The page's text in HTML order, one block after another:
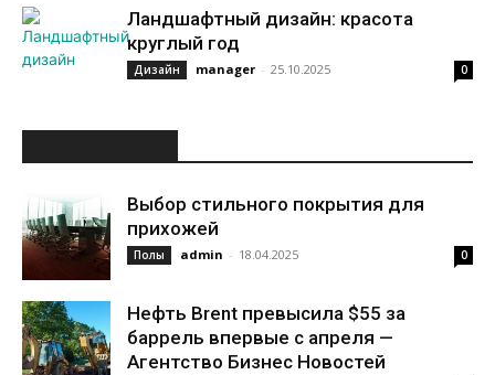
Ландшафтный дизайн: красота
круглый год
Дизайн manager - 25.10.2025 0
Выбор стильного покрытия для
прихожей
Полы admin - 18.04.2025 0
Нефть Brent превысила $55 за
баррель впервые с апреля —
Агентство Бизнес Новостей